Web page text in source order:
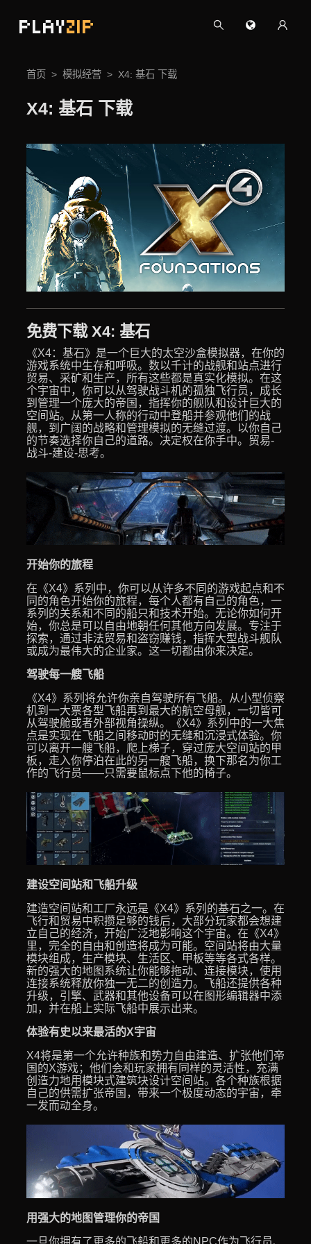
PLAYZIP
首页 模拟经营 X4: 基石 下载
X4: 基石 下载
免费下载 X4: 基石
《X4：基石》是一个巨大的太空沙盒模拟器，在你的
游戏系统中生存和呼吸。数以千计的战舰和站点进行
贸易、采矿和生产，所有这些都是真实化模拟。在这
个宇宙中，你可以从驾驶战斗机的孤独飞行员，成长
到管理一个庞大的帝国，指挥你的舰队和设计巨大的
空间站。从第一人称的行动中登船并参观他们的战
舰，到广阔的战略和管理模拟的无缝过渡。以你自己
的节奏选择你自己的道路。决定权在你手中。贸易-
战斗-建设-思考。
开始你的旅程
在《X4》系列中，你可以从许多不同的游戏起点和不
同的角色开始你的旅程，每个人都有自己的角色，一
系列的关系和不同的船只和技术开始。无论你如何开
始，你总是可以自由地朝任何其他方向发展。专注于
探索，通过非法贸易和盗窃赚钱，指挥大型战斗舰队
或成为最伟大的企业家。这一切都由你来决定。
驾驶每一艘飞船
《X4》系列将允许你亲自驾驶所有飞船。从小型侦察
机到一大票各型飞船再到最大的航空母舰，一切皆可
从驾驶舱或者外部视角操纵。《X4》系列中的一大焦
点是实现在飞船之间移动时的无缝和沉浸式体验。你
可以离开一艘飞船，爬上梯子，穿过庞大空间站的甲
板，走入你停泊在此的另一艘飞船，换下那名为你工
作的飞行员——只需要鼠标点下他的椅子。
建设空间站和飞船升级
建造空间站和工厂永远是《X4》系列的基石之一。在
飞行和贸易中积攒足够的钱后，大部分玩家都会想建
立自己的经济，开始广泛地影响这个宇宙。在《X4》
里，完全的自由和创造将成为可能。空间站将由大量
模块组成，生产模块、生活区、甲板等等各式各样。
新的强大的地图系统让你能够拖动、连接模块，使用
连接系统释放你独一无二的创造力。飞船还提供各种
升级，引擎、武器和其他设备可以在图形编辑器中添
加，并在船上实际飞船中展示出来。
体验有史以来最活的X宇宙
X4将是第一个允许种族和势力自由建造、扩张他们帝
国的X游戏；他们会和玩家拥有同样的灵活性，充满
创造力地用模块式建筑块设计空间站。各个种族根据
自己的供需扩张帝国，带来一个极度动态的宇宙，牵
一发而动全身。
用强大的地图管理你的帝国
一旦你拥有了更多的飞船和更多的NPC作为飞行员、